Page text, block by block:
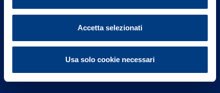
Accetta selezionati
Usa solo cookie necessari
FAQ
Altre informazioni